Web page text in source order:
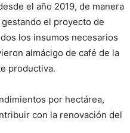
el año 2019, de manera
el proyecto de
los insumos necesarios
almácigo de café de la
productiva.
por hectárea,
con la renovación del